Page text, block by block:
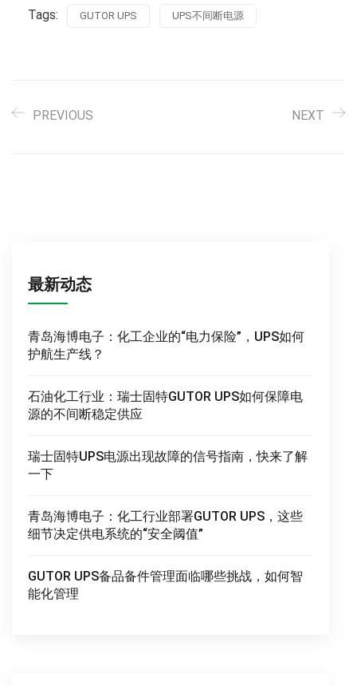
Tags: GUTOR UPS UPS不间断电源
PREVIOUS NEXT
最新动态
青岛海博电子：化工企业的“电力保险”，UPS如何
护航生产线？
石油化工行业：瑞士固特GUTOR UPS如何保障电
源的不间断稳定供应
瑞士固特UPS电源出现故障的信号指南，快来了解
一下
青岛海博电子：化工行业部署GUTOR UPS，这些
细节决定供电系统的“安全阈值”
GUTOR UPS备品备件管理面临哪些挑战，如何智
能化管理